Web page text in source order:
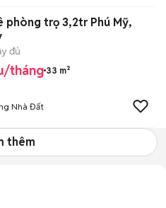
phòng trọ 3,2tr Phú Mỹ,
đủ
tháng 33 m²
Nhà Đất
thêm